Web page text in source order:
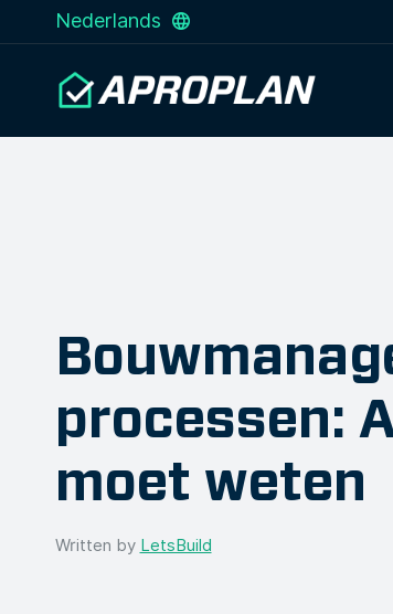
Nederlands
processen:
moet weten
Written by LetsBuild